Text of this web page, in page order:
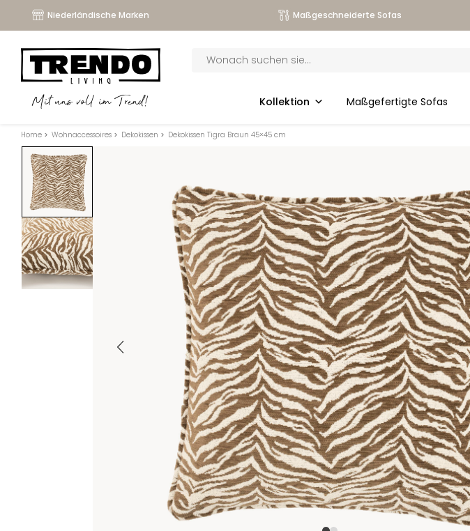
Niederländische Marken Maßgeschneiderte Sofas
Mit uns voll im Trend!
search
Kollektion Maßgefertigte Sofas
Home > Wohnaccessoires > Dekokissen > Dekokissen Tigra Braun 45×45 cm